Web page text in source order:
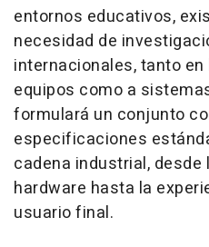
entornos educativos,
necesidad de
internacionales, tanto
equipos como a
formulará un conjunto
especificaciones
cadena industrial,
hardware hasta la
usuario final.